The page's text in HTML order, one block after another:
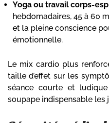
Yoga ou travail corps-
hebdomadaires, 45 à 60
et la pleine conscience
émotionnelle.
Le mix cardio plus
taille d’effet sur les
séance courte et
soupape indispensable les